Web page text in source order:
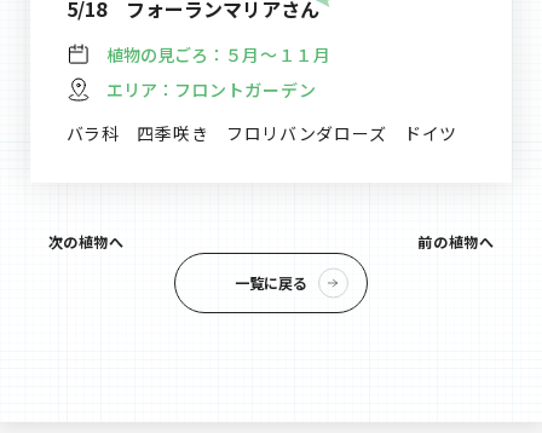
5/18 フォーランマリアさん
植物の見ごろ： ５月～１１月
エリア： フロントガーデン
バラ科 四季咲き フロリバンダローズ ドイツ
次の植物へ
一覧に戻る
前の植物へ